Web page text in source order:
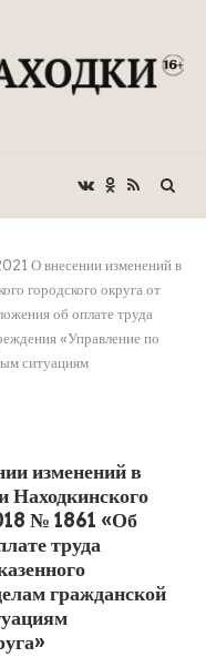
О внесении изменений в
городского округа от
об оплате труда
«Управление по
ситуациям
изменений в
Находкинского
№ 1861 «Об
труда
гражданской